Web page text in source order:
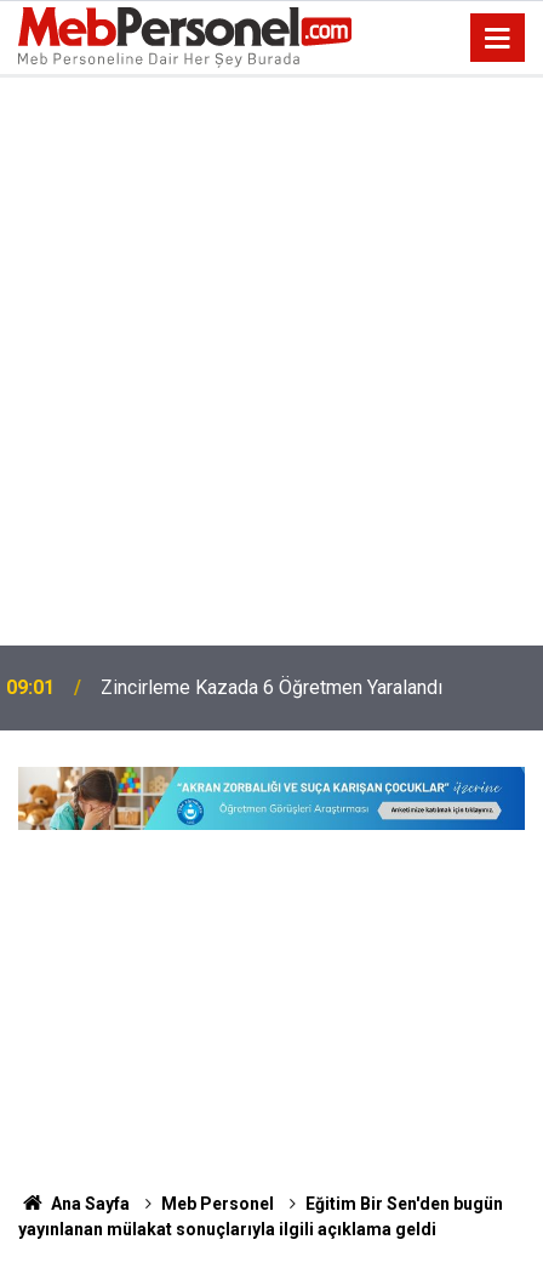
09:01 Zincirleme Kazada 6 Öğretmen Yaralandı
Ana Sayfa Meb Personel
Eğitim Bir Sen'den bugün
yayınlanan mülakat sonuçlarıyla ilgili açıklama geldi